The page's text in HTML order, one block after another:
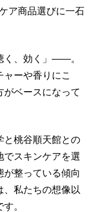
ア商品選びに一石
く、効く」――。
ーや香りにこ
がベースになって
と桃谷順天館との
でスキンケアを選
が整っている傾向
、私たちの想像以
。